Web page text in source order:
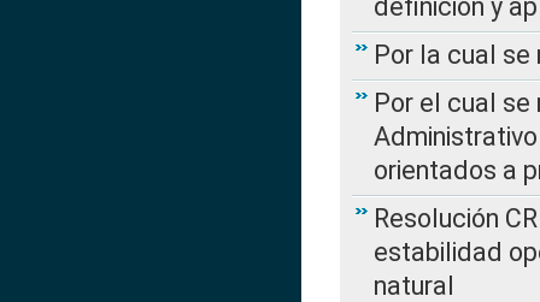
definición y
Por la cual
Por el cual
orientados a
Resolución
estabilidad
natural